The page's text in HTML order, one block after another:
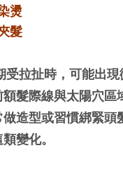
燙
髮
受拉扯時，可能出
髮際線與太陽穴區
造型或習慣綁緊頭
變化。